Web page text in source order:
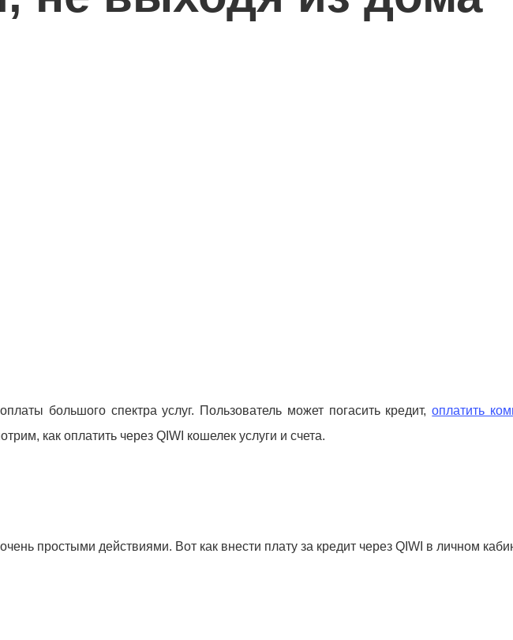
большого спектра услуг. Пользователь может погасить кредит,оплатить
как оплатить через QIWI кошелек услуги и счета.
простыми действиями. Вот как внести плату за кредит через QIWI в личном